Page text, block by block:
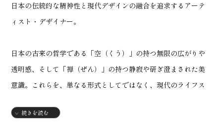
日本の伝統的な精神性と現代デザインの融合を追求するアーテ
ィスト・デザイナー。
日本の古来の哲学である「空（くう）」の持つ無限の広がりや
透明感、そして「禅（ぜん）」の持つ静寂や研ぎ澄まされた美
意識。これらを、単なる形式としてではなく、現代のライフス
し、続きを読む